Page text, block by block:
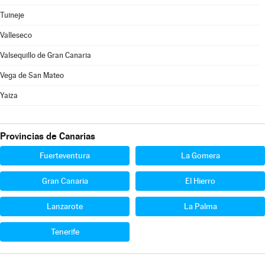
Tuineje
Valleseco
Valsequillo de Gran Canaria
Vega de San Mateo
Yaiza
Provincias de Canarias
Fuerteventura La Gomera
Gran Canaria El Hierro
Lanzarote La Palma
Tenerife